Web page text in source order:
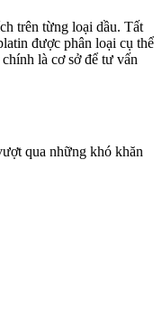
trên từng loại dầu. Tất
được phân loại cụ thể
là cơ sở để tư vấn
qua những khó khăn